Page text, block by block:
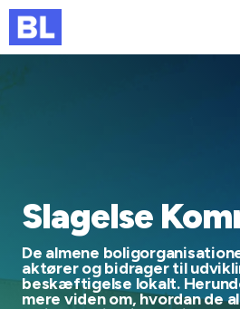
Genveje
Slagelse
De almene
aktører og bidrager til
beskæftigelse lokalt.
mere viden om, hvordan de